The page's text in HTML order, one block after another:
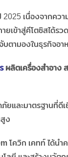
2025 เนื่องจากค
เข้าสู่คีโตซิสได้รว
ตามองในธุรกิจอา
ผลิตเครื่องสำอาง
และมาตรฐานที่ดีเ
ง
โควิก เคทท์ ได้น